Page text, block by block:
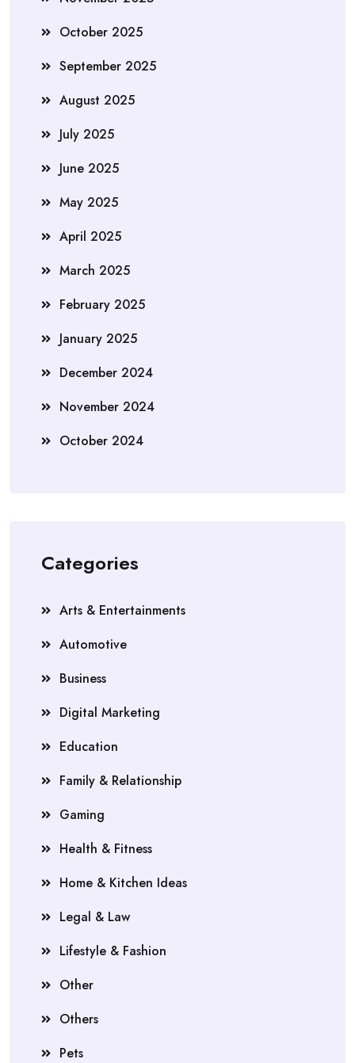
October 2025
September 2025
August 2025
July 2025
June 2025
May 2025
April 2025
March 2025
February 2025
January 2025
December 2024
November 2024
October 2024
Categories
Arts & Entertainments
Automotive
Business
Digital Marketing
Education
Family & Relationship
Gaming
Health & Fitness
Home & Kitchen Ideas
Legal & Law
Lifestyle & Fashion
Other
Others
Pets